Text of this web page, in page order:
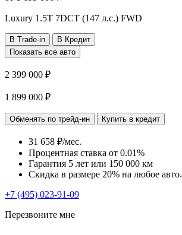
Luxury 1.5T 7DCT (147 л.с.) FWD
В Trade-in
В Кредит
Показать все авто
2 399 000 ₽
1 899 000 ₽
Обменять по трейд-ин Купить в кредит
31 658 ₽/мес.
Процентная ставка от 0.01%
Гарантия 5 лет или 150 000 км
Скидка в размере 20% на любое авто.
+7 (495) 023-91-09
Перезвоните мне